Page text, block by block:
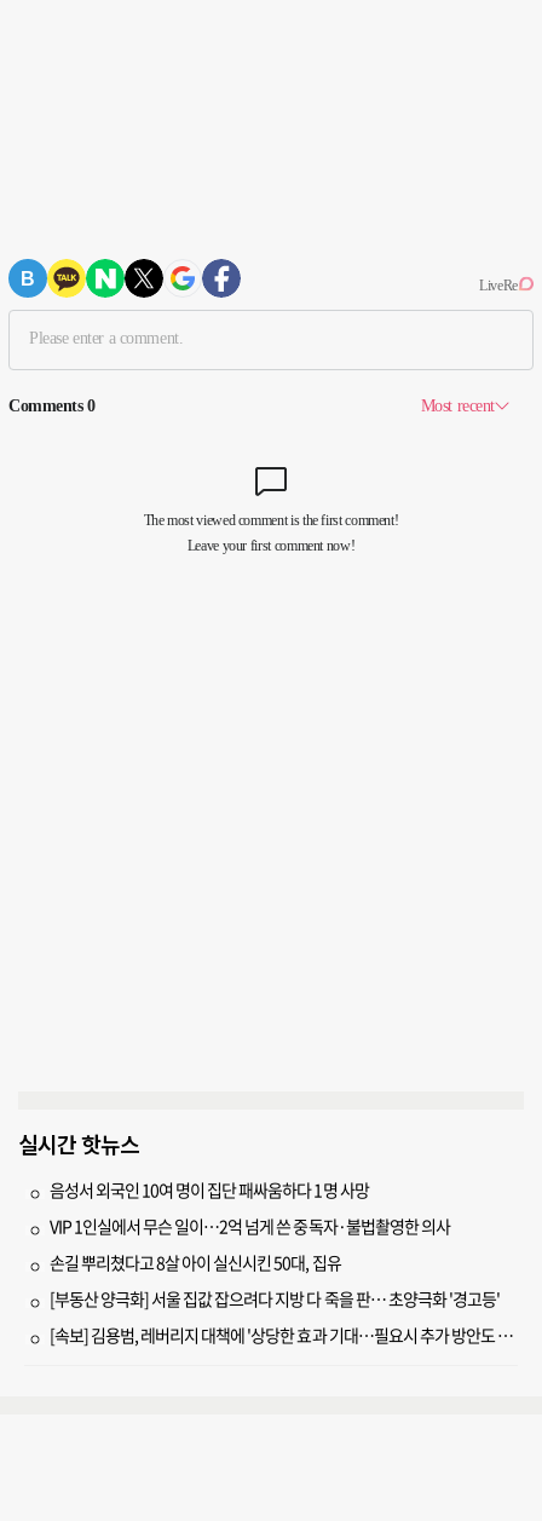
실시간 핫뉴스
음성서 외국인 10여 명이 집단 패싸움하다 1명 사망
VIP 1인실에서 무슨 일이…2억 넘게 쓴 중독자·불법촬영한 의사
손길 뿌리쳤다고 8살 아이 실신시킨 50대, 집유
[부동산 양극화] 서울 집값 잡으려다 지방 다 죽을 판… 초양극화 '경고등'
[속보] 김용범, 레버리지 대책에 '상당한 효과 기대…필요시 추가 방안도 검토'